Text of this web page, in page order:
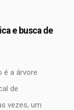
e busca de
é a árvore
de
vezes, um